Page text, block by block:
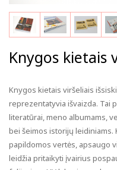
Knygos kietais
Knygos kietais viršeliais
reprezentatyvia išvaizda. Tai
literatūrai, meno albumams,
bei šeimos istorijų leidiniams.
papildomos vertės, apsaugo
leidžia pritaikyti įvairius